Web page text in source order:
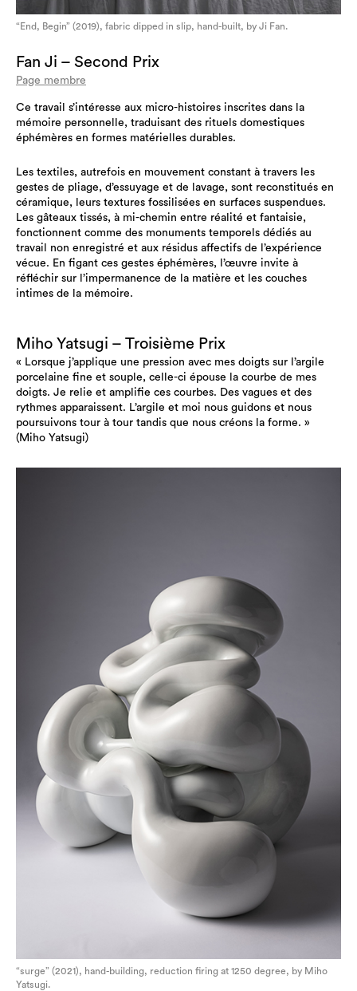
“End, Begin” (2019), fabric dipped in slip, hand-built, by Ji Fan.
Fan Ji – Second Prix
Page membre
Ce travail s’intéresse aux micro-histoires inscrites dans la
mémoire personnelle, traduisant des rituels domestiques
éphémères en formes matérielles durables.
Les textiles, autrefois en mouvement constant à travers les
gestes de pliage, d’essuyage et de lavage, sont reconstitués en
céramique, leurs textures fossilisées en surfaces suspendues.
Les gâteaux tissés, à mi-chemin entre réalité et fantaisie,
fonctionnent comme des monuments temporels dédiés au
travail non enregistré et aux résidus affectifs de l’expérience
vécue. En figant ces gestes éphémères, l’œuvre invite à
réfléchir sur l’impermanence de la matière et les couches
intimes de la mémoire.
Miho Yatsugi – Troisième Prix
« Lorsque j’applique une pression avec mes doigts sur l’argile
porcelaine fine et souple, celle-ci épouse la courbe de mes
doigts. Je relie et amplifie ces courbes. Des vagues et des
rythmes apparaissent. L’argile et moi nous guidons et nous
poursuivons tour à tour tandis que nous créons la forme. »
(Miho Yatsugi)
“surge” (2021), hand-building, reduction firing at 1250 degree, by Miho
Yatsugi.